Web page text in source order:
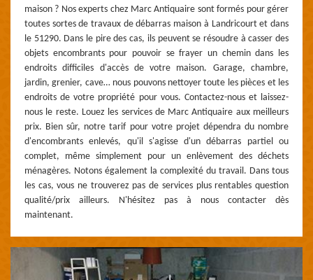
maison ? Nos experts chez Marc Antiquaire sont formés pour gérer
toutes sortes de travaux de débarras maison à Landricourt et dans
le 51290. Dans le pire des cas, ils peuvent se résoudre à casser des
objets encombrants pour pouvoir se frayer un chemin dans les
endroits difficiles d'accès de votre maison. Garage, chambre,
jardin, grenier, cave… nous pouvons nettoyer toute les pièces et les
endroits de votre propriété pour vous. Contactez-nous et laissez-
nous le reste. Louez les services de Marc Antiquaire aux meilleurs
prix. Bien sûr, notre tarif pour votre projet dépendra du nombre
d'encombrants enlevés, qu'il s'agisse d'un débarras partiel ou
complet, même simplement pour un enlèvement des déchets
ménagères. Notons également la complexité du travail. Dans tous
les cas, vous ne trouverez pas de services plus rentables question
qualité/prix ailleurs. N'hésitez pas à nous contacter dès
maintenant.